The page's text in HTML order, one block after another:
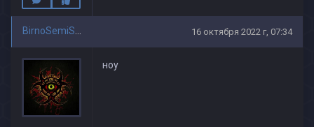
16 октября 2022 г, 07:34
ноу